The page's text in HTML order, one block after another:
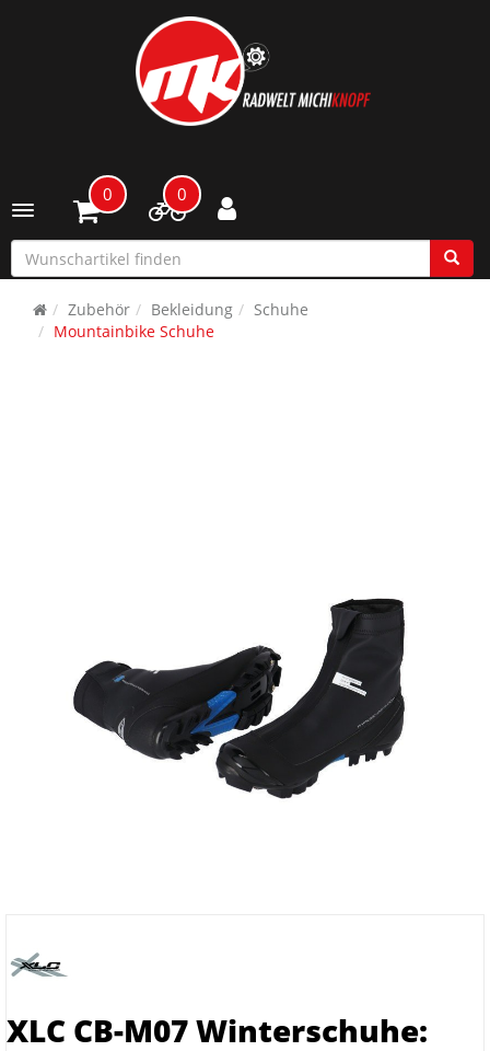
Toggle navigation
0 0
Zubehör Bekleidung
Schuhe
Mountainbike Schuhe
XLC CB-M07 Winterschuhe: